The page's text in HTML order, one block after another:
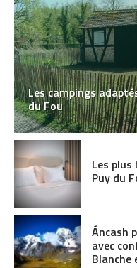
Les campings
du Fou
Les plus
Puy du
Áncash
avec
Blanche